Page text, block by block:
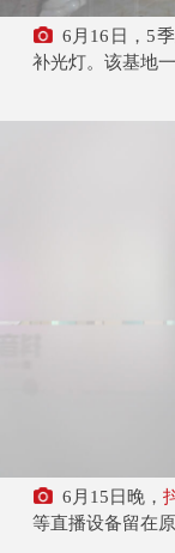
6月16日，5
补光灯。该基地
6月15日晚，
等直播设备留在原